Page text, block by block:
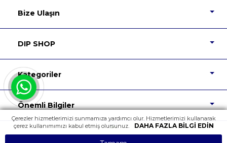
Bize Ulaşın
DIP SHOP
Kategoriler
Önemli Bilgiler
Tüm Hakları Saklıdır.
Çerezler hizmetlerimizi sunmamıza yardımcı olur. Hizmetlerimizi kullanarak
çerez kullanımımızı kabul etmiş olursunuz.
DAHA FAZLA BILGI EDIN